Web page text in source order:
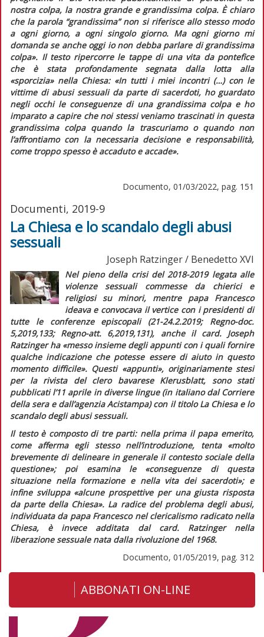
nostra colpa, la nostra grande e grandissima colpa. È chiaro
che la parola “grandissima” non si riferisce allo stesso modo
a ogni giorno, a ogni singolo giorno. Ma ogni giorno mi
domanda se anche oggi io non debba parlare di grandissima
colpa». Il testo ripercorre le tappe di una vita da pontefice
che è stata profondamente segnata dalla lotta alla
«sporcizia» nella Chiesa: «In tutti i miei incontri (…) con le
vittime di abusi sessuali da parte di sacerdoti, ho guardato
negli occhi le conseguenze di una grandissima colpa e ho
imparato a capire che noi stessi veniamo trascinati in questa
grandissima colpa quando la trascuriamo o quando non
l’affrontiamo con la necessaria decisione e responsabilità,
come troppo spesso è accaduto e accade».
Documento, 01/03/2022, pag. 151
Documenti, 2019-9
La Chiesa e lo scandalo degli abusi
sessuali
Joseph Ratzinger / Benedetto XVI
Nel pieno della crisi del 2018-2019 legata alle
violenze sessuali commesse da chierici e
religiosi su minori, mentre papa Francesco
ideava e convocava il vertice con i presidenti di
tutte le conferenze episcopali (21-24.2.2019; Regno-doc.
5,2019,133; Regno-att. 6,2019,131), anche il card. Joseph
Ratzinger ha «messo insieme degli appunti con i quali fornire
qualche indicazione che potesse essere di aiuto in questo
momento difficile». Questi «appunti», originariamente stesi
per la rivista del clero bavarese Klerusblatt, sono stati
pubblicati l’11 aprile in diverse lingue (in italiano dal Corriere
della sera e dall’agenziaAcistampa) con il titoloLa Chiesa e lo
scandalo degli abusi sessuali.
Il testo è composto di tre parti: nella prima il papa emerito,
come afferma egli stesso nell’introduzione, tenta «molto
brevemente di delineare in generale il contesto sociale della
questione»; poi esamina le «conseguenze di questa
situazione nella formazione e nella vita dei sacerdoti»;e
infine sviluppa «alcune prospettive per una giusta risposta
da parte della Chiesa». La radice del problema degli abusi,
individuata da papa Francesco nel clericalismo radicato nella
Chiesa, è invece additata dal card. Ratzinger nella
liberazione sessuale nata dalla rivoluzione del 1968.
Documento, 01/05/2019, pag. 312
ABBONATI ON-LINE